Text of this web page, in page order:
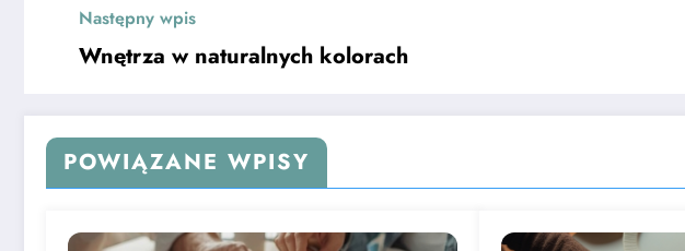
Następny wpis
Wnętrza w naturalnych kolorach
POWIĄZANE WPISY